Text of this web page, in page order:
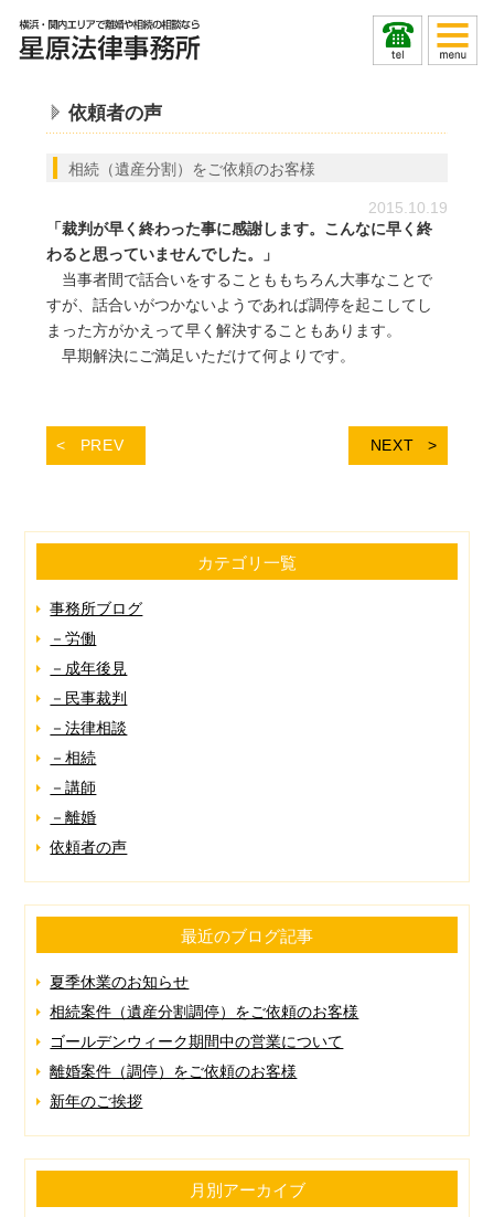
依頼者の声
相続（遺産分割）をご依頼のお客様
2015.10.19
「裁判が早く終わった事に感謝します。こんなに早く終
わると思っていませんでした。」
当事者間で話合いをすることももちろん大事なことで
すが、話合いがつかないようであれば調停を起こしてし
まった方がかえって早く解決することもあります。
早期解決にご満足いただけて何よりです。
PREV NEXT
カテゴリ一覧
事務所ブログ
－労働
－成年後見
－民事裁判
－法律相談
－相続
－講師
－離婚
依頼者の声
最近のブログ記事
夏季休業のお知らせ
相続案件（遺産分割調停）をご依頼のお客様
ゴールデンウィーク期間中の営業について
離婚案件（調停）をご依頼のお客様
新年のご挨拶
月別アーカイブ